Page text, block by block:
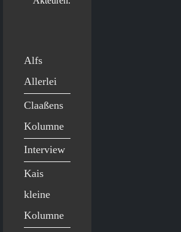
Alfs
Allerlei
Claaßens
Kolumne
Interview
Kais
kleine
Kolumne